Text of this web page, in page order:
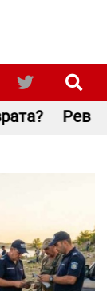
и голямо